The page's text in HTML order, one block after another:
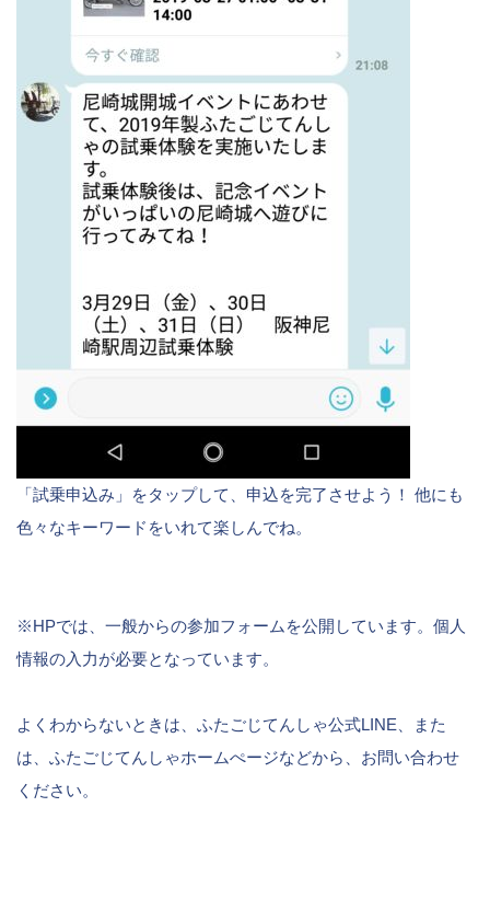
「試乗申込み」をタップして、申込を完了させよう！ 他にも
色々なキーワードをいれて楽しんでね。
※HPでは、一般からの参加フォームを公開しています。個人
情報の入力が必要となっています。
よくわからないときは、ふたごじてんしゃ公式LINE、また
は、ふたごじてんしゃホームぺージなどから、お問い合わせ
ください。